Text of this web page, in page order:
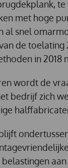
met hoge
al snel
de toelating
in 2018
wordt de
bedrijf zich